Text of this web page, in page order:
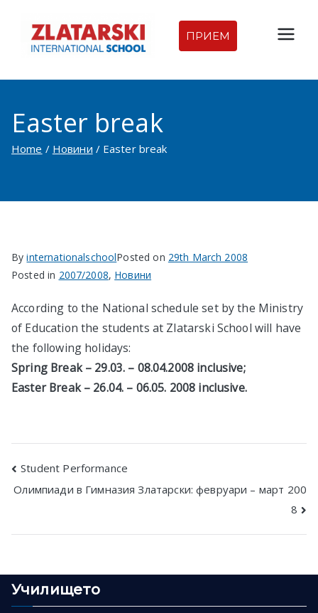
content
Междуна
родна
гимназия
Златарск
и |
родно
училище
ПРИЕМ
Easter break
Home Новини Easter break
ByinternationalschoolPosted on 29th March 2008
Posted in 2007/2008, Новини
According to the National schedule set by the Ministry
of Education the students at Zlatarski School will have
the following holidays:
Spring Break – 29.03. – 08.04.2008 inclusive;
Easter Break – 26.04. – 06.05. 2008 inclusive.
Post
navigation
Student Performance
Олимпиади в Гимназия Златарски: февруари – март 200
8
Училището